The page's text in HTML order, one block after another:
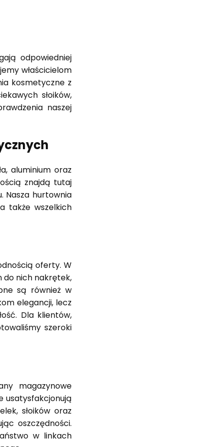
odpowiedniej
właścicielom
kosmetyczne z
słoików,
naszej
aluminium oraz
znajdą tutaj
Nasza hurtownia
także wszelkich
oferty. W
do nich nakrętek,
są również w
elegancji, lecz
Dla klientów,
szeroki
magazynowe
usatysfakcjonują
słoików oraz
oszczędności.
w linkach